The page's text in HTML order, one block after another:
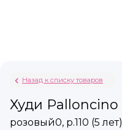
Назад к списку товаров
Худи Palloncino
розовый0, р.110 (5 лет)